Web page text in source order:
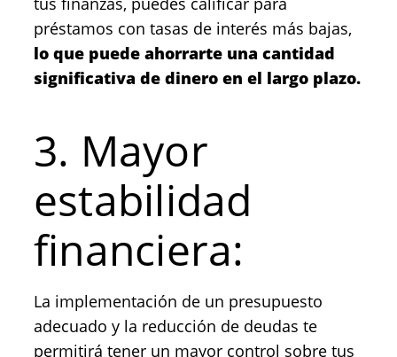
préstamos con tasas de interés más bajas,
lo que puede ahorrarte una cantidad
significativa de dinero en el largo plazo.
3. Mayor
estabilidad
financiera:
La implementación de un presupuesto
adecuado y la reducción de deudas te
permitirá tener un mayor control sobre tus